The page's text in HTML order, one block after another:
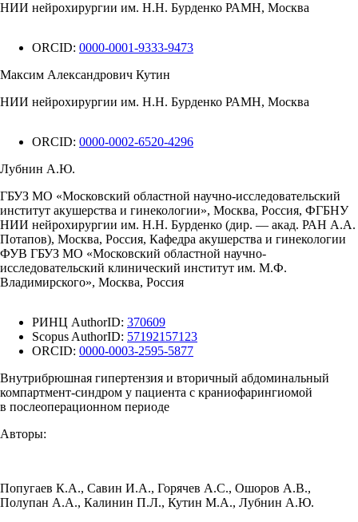
НИИ нейрохирургии им. Н.Н. Бурденко РАМН, Москва
ORCID: 0000-0001-9333-9473
Максим Александрович Кутин
НИИ нейрохирургии им. Н.Н. Бурденко РАМН, Москва
ORCID: 0000-0002-6520-4296
Лубнин А.Ю.
ГБУЗ МО «Московский областной научно-исследовательский
институт акушерства и гинекологии», Москва, Россия, ФГБНУ
НИИ нейрохирургии им. Н.Н. Бурденко (дир. — акад. РАН А.А.
Потапов), Москва, Россия, Кафедра акушерства и гинекологии
ФУВ ГБУЗ МО «Московский областной научно-
исследовательский клинический институт им. М.Ф.
Владимирского», Москва, Россия
РИНЦ AuthorID: 370609
Scopus AuthorID: 57192157123
ORCID: 0000-0003-2595-5877
Внутрибрюшная гипертензия и вторичный абдоминальный
компартмент-синдром у пациента с краниофарингиомой
в послеоперационном периоде
Авторы:
Попугаев К.А., Савин И.А., Горячев А.С., Ошоров А.В.,
Полупан А.А., Калинин П.Л., Кутин М.А., Лубнин А.Ю.